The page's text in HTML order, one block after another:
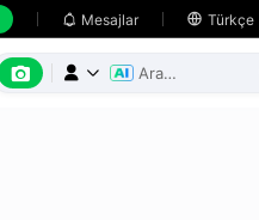
 Mesajlar  Türkçe
  